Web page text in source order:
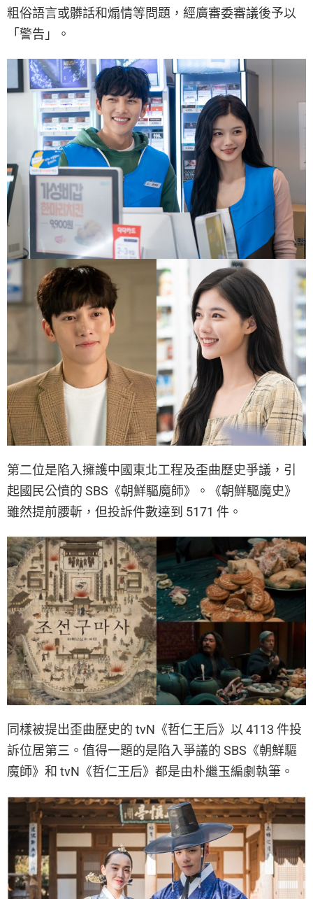
粗俗語言或髒話和煽情等問題，經廣審委審議後予以
「警告」。
第二位是陷入擁護中國東北工程及歪曲歷史爭議，引
起國民公憤的 SBS《朝鮮驅魔師》。《朝鮮驅魔史》
雖然提前腰斬，但投訴件數達到 5171 件。
同樣被提出歪曲歷史的 tvN《哲仁王后》以 4113 件投
訴位居第三。值得一題的是陷入爭議的 SBS《朝鮮驅
魔師》和 tvN《哲仁王后》都是由朴繼玉編劇執筆。